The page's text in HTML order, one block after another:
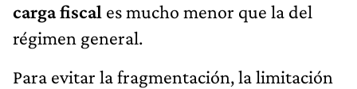
carga fiscal es mucho menor que la del
régimen general.
Para evitar la fragmentación, la limitación